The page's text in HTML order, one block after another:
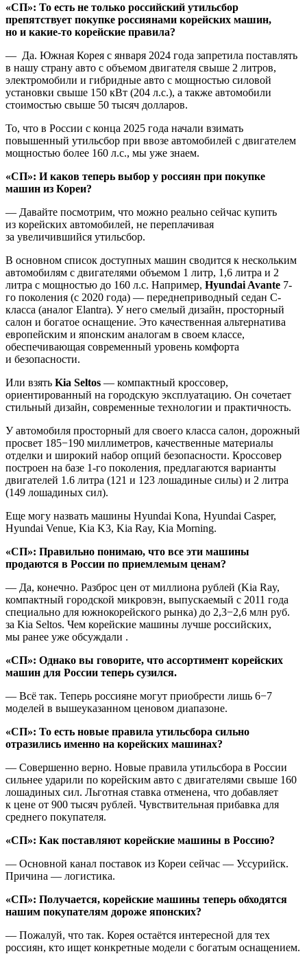
«СП»: То есть не только российский утильсбор
препятствует покупке россиянами корейских машин,
но и какие-то корейские правила?
— Да. Южная Корея с января 2024 года запретила поставлять
в нашу страну авто с объемом двигателя свыше 2 литров,
электромобили и гибридные авто с мощностью силовой
установки свыше 150 кВт (204 л.с.), а также автомобили
стоимостью свыше 50 тысяч долларов.
То, что в России с конца 2025 года начали взимать
повышенный утильсбор при ввозе автомобилей с двигателем
мощностью более 160 л.с., мы уже знаем.
«СП»: И каков теперь выбор у россиян при покупке
машин из Кореи?
— Давайте посмотрим, что можно реально сейчас купить
из корейских автомобилей, не переплачивая
за увеличившийся утильсбор.
В основном список доступных машин сводится к нескольким
автомобилям с двигателями объемом 1 литр, 1,6 литра и 2
литра с мощностью до 160 л.с. Например, Hyundai Avante 7-
го поколения (с 2020 года) — переднеприводный седан C-
класса (аналог Elantra). У него смелый дизайн, просторный
салон и богатое оснащение. Это качественная альтернатива
европейским и японским аналогам в своем классе,
обеспечивающая современный уровень комфорта
и безопасности.
Или взять Kia Seltos — компактный кроссовер,
ориентированный на городскую эксплуатацию. Он сочетает
стильный дизайн, современные технологии и практичность.
У автомобиля просторный для своего класса салон, дорожный
просвет 185−190 миллиметров, качественные материалы
отделки и широкий набор опций безопасности. Кроссовер
построен на базе 1-го поколения, предлагаются варианты
двигателей 1.6 литра (121 и 123 лошадиные силы) и 2 литра
(149 лошадиных сил).
Еще могу назвать машины Hyundai Kona, Hyundai Casper,
Hyundai Venue, Kia K3, Kia Ray, Kia Morning.
«СП»: Правильно понимаю, что все эти машины
продаются в России по приемлемым ценам?
— Да, конечно. Разброс цен от миллиона рублей (Kia Ray,
компактный городской микровэн, выпускаемый с 2011 года
специально для южнокорейского рынка) до 2,3−2,6 млн руб.
за Kia Seltos. Чем корейские машины лучше российских,
мы ранее уже обсуждали .
«СП»: Однако вы говорите, что ассортимент корейских
машин для России теперь сузился.
— Всё так. Теперь россияне могут приобрести лишь 6−7
моделей в вышеуказанном ценовом диапазоне.
«СП»: То есть новые правила утильсбора сильно
отразились именно на корейских машинах?
— Совершенно верно. Новые правила утильсбора в России
сильнее ударили по корейским авто с двигателями свыше 160
лошадиных сил. Льготная ставка отменена, что добавляет
к цене от 900 тысяч рублей. Чувствительная прибавка для
среднего покупателя.
«СП»: Как поставляют корейские машины в Россию?
— Основной канал поставок из Кореи сейчас — Уссурийск.
Причина — логистика.
«СП»: Получается, корейские машины теперь обходятся
нашим покупателям дороже японских?
— Пожалуй, что так. Корея остаётся интересной для тех
россиян, кто ищет конкретные модели с богатым оснащением.